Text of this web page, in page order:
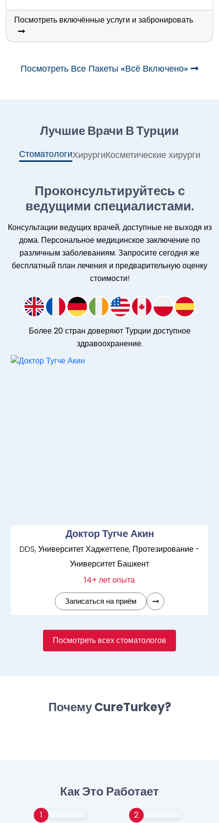
Посмотреть включённые услуги и забронировать
Посмотреть Все Пакеты «всё Включено»
Лучшие Врачи В Турции
СтоматологиХирургиКосметические хирурги
Проконсультируйтесь с
ведущими специалистами.
Консультации ведущих врачей, доступные не выходя из
дома. Персональное медицинское заключение по
различным заболеваниям. Запросите сегодня же
бесплатный план лечения и предварительную оценку
стоимости!
Более 20 стран доверяют Турции доступное
здравоохранение.
Доктор Тугче Акин
DDS, Университет Хаджеттепе, Протезирование -
Университет Башкент
14+ лет опыта
Записаться на приём
Посмотреть всех стоматологов
Почему CureTurkey?
Как Это Работает
1 2